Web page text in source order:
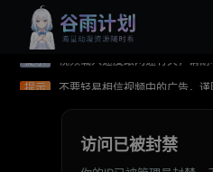
提示
如果无法播放请重新刷新页面
提示